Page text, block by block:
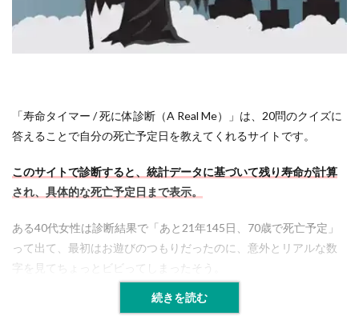
「寿命タイマー / 死に体診断（A Real Me）」は、20問のクイズに
答えることで自分の死亡予定日を教えてくれるサイトです。
このサイトで診断すると、統計データに基づいて残り寿命が計算
され、具体的な死亡予定日まで表示。
ある40代女性は診断結果で「あと21年145日、70歳で死亡予定」
って出て、最初はお遊びのつもりだったのに、意外とリアルな数
字を見てちょっとビビってしまったそう。
続きを読む